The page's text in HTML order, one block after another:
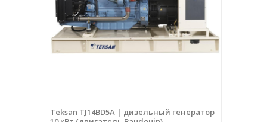
Teksan TJ14BD5A | дизельный генератор